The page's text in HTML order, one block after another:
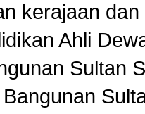
kerajaan
Ahli
Sultan